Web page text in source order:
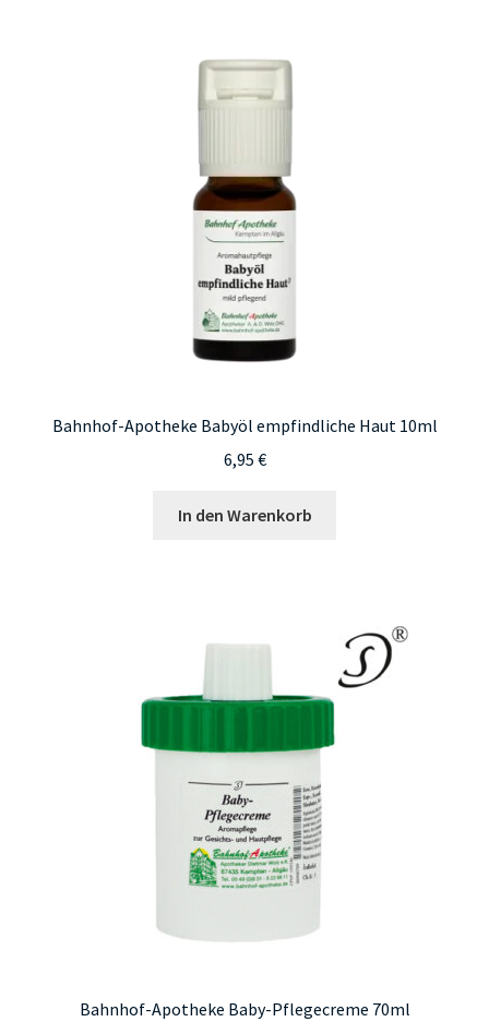
Bahnhof-Apotheke Babyöl empfindliche Haut 10ml
6,95 €
In den Warenkorb
Bahnhof-Apotheke Baby-Pflegecreme 70ml